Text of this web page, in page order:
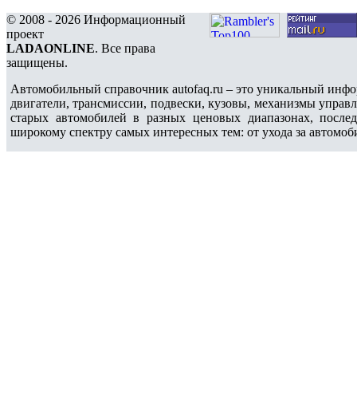
© 2008 - 2026 Информационный
проект
LADAONLINE. Все права
защищены.
Автомобильный справочник autofaq.ru – это уникальный
двигатели, трансмиссии, подвески, кузовы, механизмы
старых автомобилей в разных ценовых диапазонах,
широкому спектру самых интересных тем: от ухода за